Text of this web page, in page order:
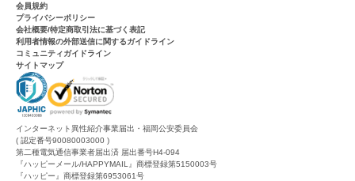
会員規約
プライバシーポリシー
会社概要/特定商取引法に基づく表記
利用者情報の外部送信に関するガイドライン
コミュニティガイドライン
サイトマップ
インターネット異性紹介事業届出・福岡公安委員会
( 認定番号90080003000 )
第二種電気通信事業者届出済 届出番号H4-094
『ハッピーメール/HAPPYMAIL』商標登録第5150003号
『ハッピー』商標登録第6953061号